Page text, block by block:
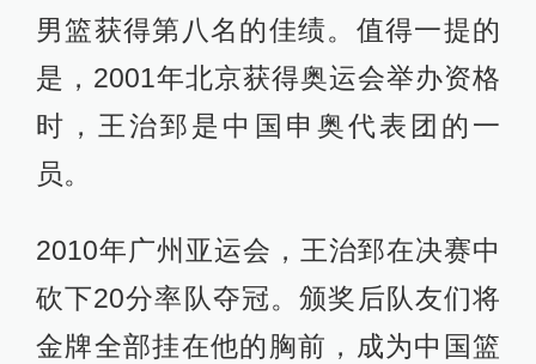
男篮获得第八名的佳绩。值得一提的
是，2001年北京获得奥运会举办资格
时，王治郅是中国申奥代表团的一
员。
2010年广州亚运会，王治郅在决赛中
砍下20分率队夺冠。颁奖后队友们将
金牌全部挂在他的胸前，成为中国篮